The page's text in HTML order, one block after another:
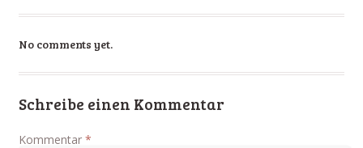
No comments yet.
Schreibe einen Kommentar
Kommentar *